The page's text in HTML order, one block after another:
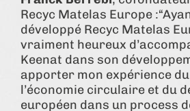
Recyc Matelas Europe
développé Recyc Matelas
vraiment heureux
Keenat dans son
apporter mon expérience
l’économie circulaire et du
européen dans un process